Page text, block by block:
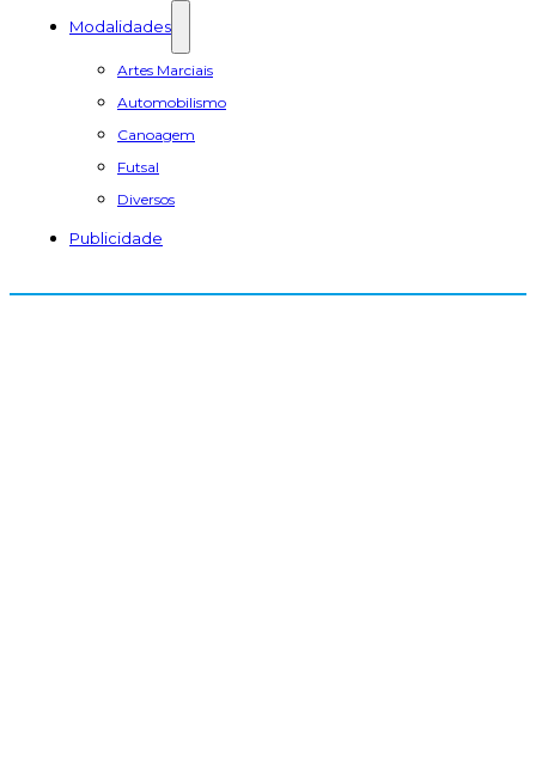
Modalidades
Artes Marciais
Automobilismo
Canoagem
Futsal
Diversos
Publicidade